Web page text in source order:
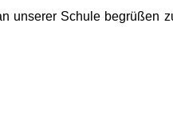
unserer Schule begrüßen